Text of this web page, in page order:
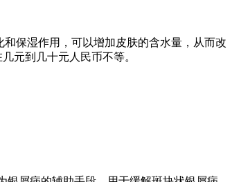
保湿作用，可以增加皮肤的含水量，从而改
元到几十元人民币不等。